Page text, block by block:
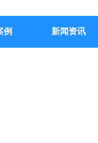
例 新闻资讯